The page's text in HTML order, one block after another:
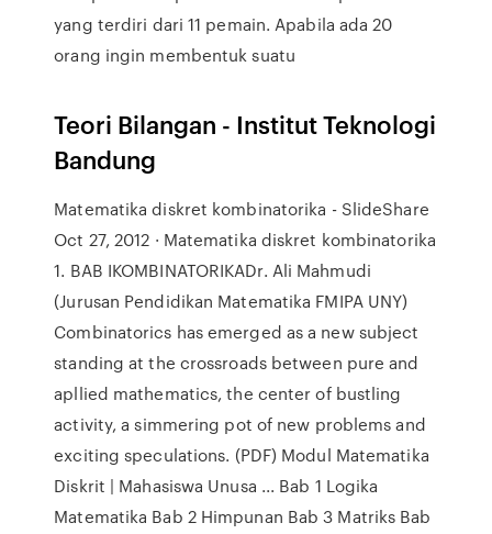
yang terdiri dari 11 pemain. Apabila ada 20
orang ingin membentuk suatu
Teori Bilangan - Institut Teknologi
Bandung
Matematika diskret kombinatorika - SlideShare
Oct 27, 2012 · Matematika diskret kombinatorika
1. BAB IKOMBINATORIKADr. Ali Mahmudi
(Jurusan Pendidikan Matematika FMIPA UNY)
Combinatorics has emerged as a new subject
standing at the crossroads between pure and
apllied mathematics, the center of bustling
activity, a simmering pot of new problems and
exciting speculations. (PDF) Modul Matematika
Diskrit | Mahasiswa Unusa ... Bab 1 Logika
Matematika Bab 2 Himpunan Bab 3 Matriks Bab